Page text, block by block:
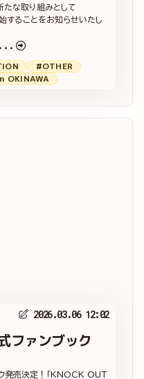
な取り組みとして
することをお知らせいたし
#OTHER
OKINAWA
2026.03.06 12:02
ファンブック
発売決定！「KNOCK OUT